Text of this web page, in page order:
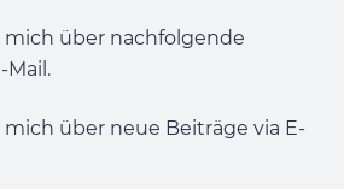
über nachfolgende
Mail.
über neue Beiträge via E-